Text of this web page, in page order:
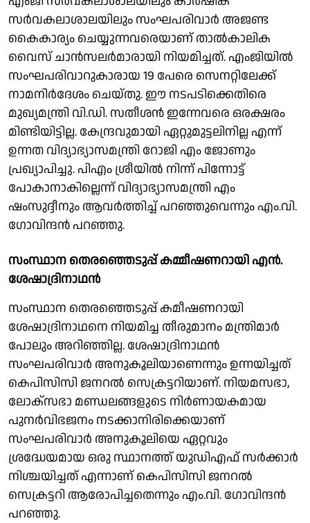
സർവകലാശാലയിലും സംഘപരിവാർ അജണ്ട
കൈകാര്യം ചെയ്യുന്നവരെയാണ് ​താൽകാലിക
വൈസ് ചാൻസലർമാരായി നിയമിച്ചത്. എംജിയിൽ
സംഘപരിവാറുകാരായ 19 പേരെ സെനറ്റിലേക്ക്
നാമനിർദേശം ചെയ്തു. ഈ നടപടിക്കെതിരെ
മുഖ്യമന്ത്രി വി.ഡി. സതീശൻ ഇന്നേവരെ ഒരക്ഷരം
മിണ്ടിയിട്ടില്ല. കേന്ദ്രവുമായി ഏറ്റുമുട്ടലിനില്ല എന്ന്
ഉന്നത വിദ്യാഭ്യാസമന്ത്രി റോജി എം ജോണും
പ്രഖ്യാപിച്ചു. പിഎം ശ്രീയിൽ നിന്ന് പിന്നോട്ട്
പോകാനാകില്ലെന്ന് വിദ്യാഭ്യാസമന്ത്രി എം
ഷംസുദ്ദീനും ആവർത്തിച്ച് പറഞ്ഞുവെന്നും എം.വി.
ഗോവിന്ദൻ പറഞ്ഞു.
സംസ്ഥാന തെരഞ്ഞെടുപ്പ്‌ കമ്മീഷണറായി എന്‍.
ശേഷാദ്രിനാഥൻ
സംസ്ഥാന തെരഞ്ഞെടുപ്പ്‌ കമീഷണറായി
ശേഷാദ്രിനാഥനെ നിയമിച്ച തീരുമാനം മന്ത്രിമാർ
പോലും അറിഞ്ഞില്ല. ശേഷാദ്രിനാഥൻ
സംഘപരിവാർ അനുകൂലിയാണെന്നും ഉന്നയിച്ചത്
കെപിസിസി ജനറൽ സെക്രട്ടറിയാണ്. നിയമസഭാ,
ലോക്സഭാ മണ്ഡലങ്ങളുടെ നിർണായകമായ
പുനർവിഭജനം നടക്കാനിരിക്കെയാണ്
സംഘപരിവാർ അനുകൂലിയെ ഏറ്റവും
ശ്രദ്ധേയമായ ഒരു സ്ഥാനത്ത് യുഡിഎഫ് സർക്കാർ
നിശ്ചയിച്ചത് എന്നാണ് കെപിസിസി ജനറൽ
സെക്രട്ടറി ആരോപിച്ചതെന്നും എം.വി. ഗോവിന്ദൻ
പറഞ്ഞു.